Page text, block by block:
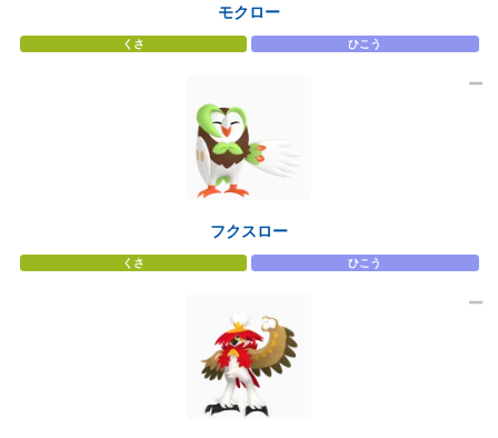
モクロー
くさ ひこう
フクスロー
くさ ひこう